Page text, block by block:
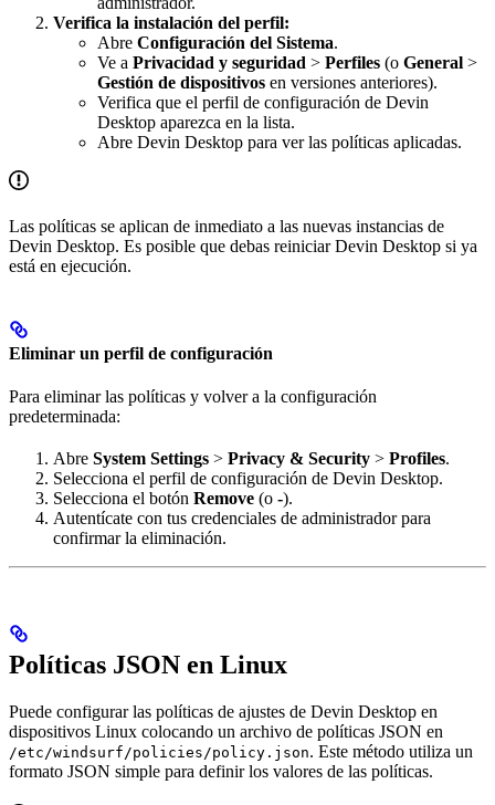
Verifica la instalación del perfil:
Abre Configuración del Sistema.
Ve a Privacidad y seguridad > Perfiles (o General >
Gestión de dispositivos en versiones anteriores).
Verifica que el perfil de configuración de Devin
Desktop aparezca en la lista.
Abre Devin Desktop para ver las políticas aplicadas.
Las políticas se aplican de inmediato a las nuevas instancias de
Devin Desktop. Es posible que debas reiniciar Devin Desktop si ya
está en ejecución.
Eliminar un perfil de configuración
Para eliminar las políticas y volver a la configuración
predeterminada:
Abre System Settings > Privacy & Security > Profiles.
Selecciona el perfil de configuración de Devin Desktop.
Selecciona el botón Remove (o -).
Autentícate con tus credenciales de administrador para
confirmar la eliminación.
Políticas JSON en Linux
Puede configurar las políticas de ajustes de Devin Desktop en
dispositivos Linux colocando un archivo de políticas JSON en
/etc/windsurf/policies/policy.json. Este método utiliza un
formato JSON simple para definir los valores de las políticas.